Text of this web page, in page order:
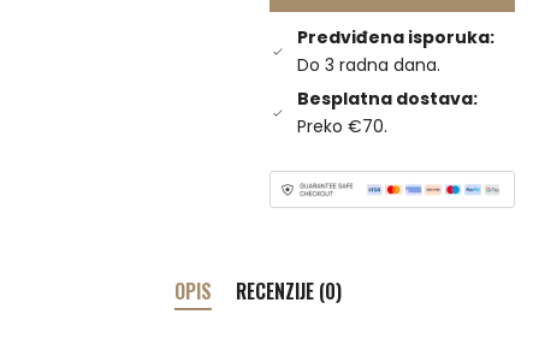
Predviđena isporuka:
Do 3 radna dana.
Besplatna dostava:
Preko €70.
OPIS RECENZIJE (0)